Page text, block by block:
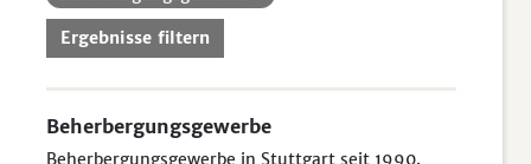
Ergebnisse filtern
Beherbergungsgewerbe
Beherbergungsgewerbe in Stuttgart seit 1990.